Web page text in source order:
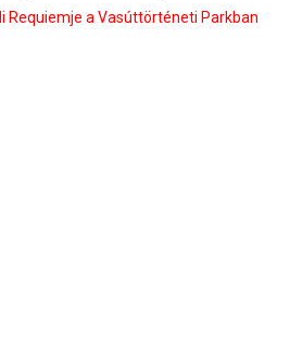
Requiemje a Vasúttörténeti Parkban